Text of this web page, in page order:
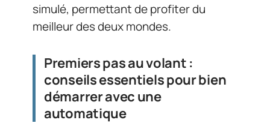
simulé, permettant de profiter du
meilleur des deux mondes.
Premiers pas au volant :
conseils essentiels pour bien
démarrer avec une
automatique